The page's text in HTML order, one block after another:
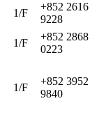
1/F
+852 2616
9228
1/F
+852 2868
0223
1/F
+852 3952
9840